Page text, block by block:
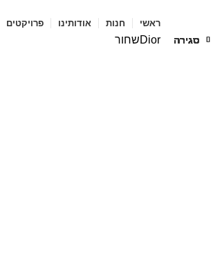
ראשי חנות אודותינו פרויקטים
Diorשחור סגירה
סגירה
סגירה
סגירה
סגירה
סגירה
סגירה
סגירה